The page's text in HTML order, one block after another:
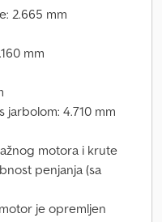
2.665 mm
mm
jarbolom: 4.710 mm
motora i krute
penjanja (sa
je opremljen